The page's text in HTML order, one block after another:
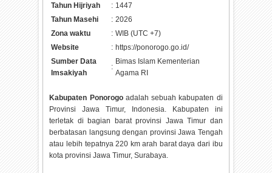
Tahun Hijriyah : 1447
Tahun Masehi
: 2026
Zona waktu
: WIB (UTC +7)
Website
: https://ponorogo.go.id/
Sumber Data
Imsakiyah
:
Bimas Islam Kementerian
Agama RI
Kabupaten Ponorogoadalah sebuah kabupaten di
Provinsi Jawa Timur, Indonesia. Kabupaten ini
terletak di bagian barat provinsi Jawa Timur dan
berbatasan langsung dengan provinsi Jawa Tengah
atau lebih tepatnya 220 km arah barat daya dari ibu
kota provinsi Jawa Timur, Surabaya.